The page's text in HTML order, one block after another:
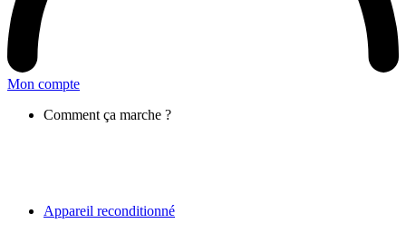
Mon compte
Comment ça marche ?
Appareil reconditionné